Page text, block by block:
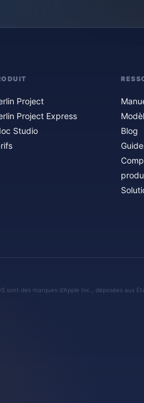
Project
Project Express
Studio
Blog
sont des marques d'Apple Inc., déposées aux